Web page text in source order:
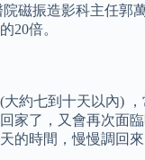
磁振造影科主任郭
20倍。
約七到十天以內)
家了，又會再次面
的時間，慢慢調回來